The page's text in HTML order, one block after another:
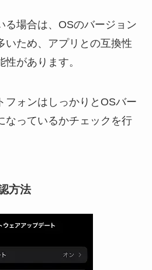
る場合は、OSのバージョン
いため、アプリとの互換性
があります。
フォンはしっかりとOSバー
なっているかチェックを行
方法